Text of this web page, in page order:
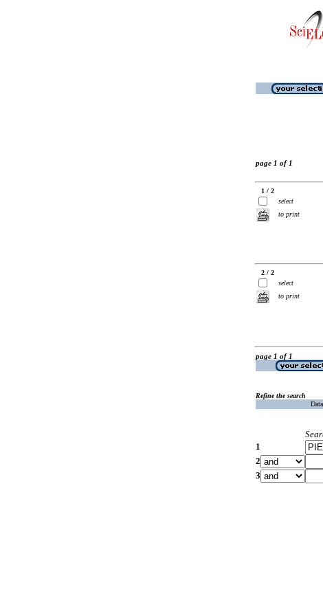
page 1 of 1
1 / 2
select
to print
2 / 2
select
to print
page 1 of 1
Refine the search
1
2
3